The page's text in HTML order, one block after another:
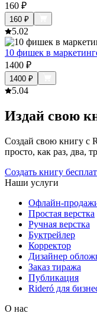
160 ₽
160 ₽
5.02
10 фишек в
1400 ₽
1400 ₽
5.04
Издай свою
Создай свою книгу с
просто, как раз, два,
Создать книгу
Наши услуги
Офлайн-
Простая верстка
Ручная верстка
Буктрейлер
Корректор
Дизайнер
Заказ тиража
Публикация
Rideró для
О нас